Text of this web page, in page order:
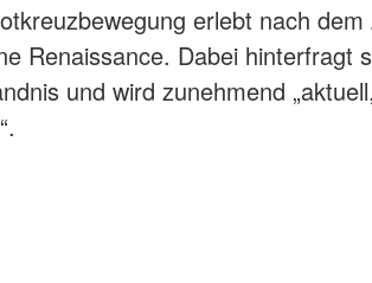
erlebt nach dem
Renaissance. Dabei hinterfragt
und wird zunehmend